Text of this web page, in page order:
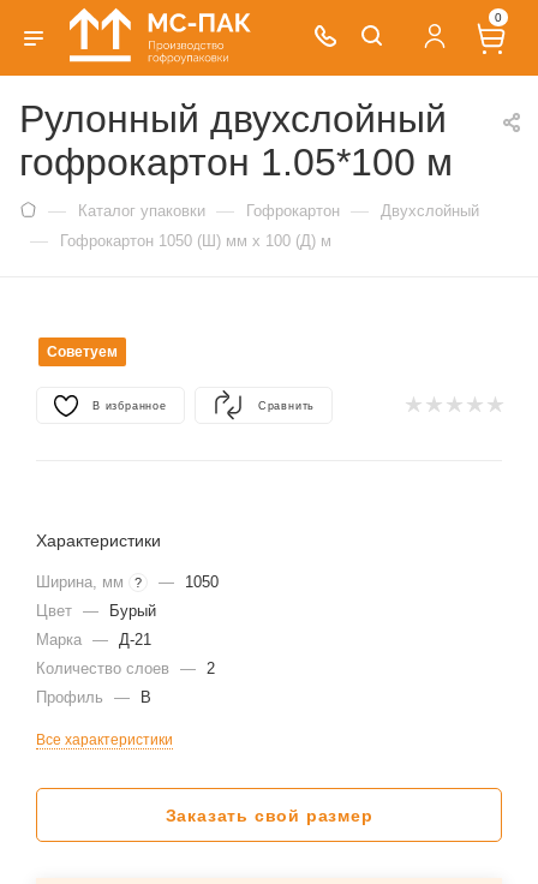
0
Рулонный двухслойный
гофрокартон 1.05*100 м
— Каталог упаковки — Гофрокартон — Двухслойный
— Гофрокартон 1050 (Ш) мм x 100 (Д) м
Советуем
В избранное Сравнить
Характеристики
Ширина, мм ? —
1050
Цвет —
Бурый
Марка — Д-21
Количество слоев
— 2
Профиль
— В
Все характеристики
Заказать свой размер